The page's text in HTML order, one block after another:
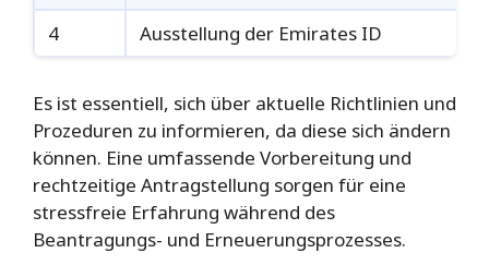
4
Ausstellung der Emirates ID
Es ist essentiell, sich über aktuelle Richtlinien und
Prozeduren zu informieren, da diese sich ändern
können. Eine umfassende Vorbereitung und
rechtzeitige Antragstellung sorgen für eine
stressfreie Erfahrung während des
Beantragungs- und Erneuerungsprozesses.